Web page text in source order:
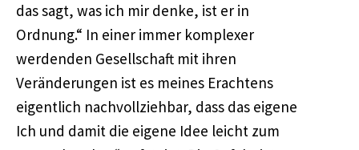
das sagt, was ich mir denke, ist er in
Ordnung.“ In einer immer komplexer
werdenden Gesellschaft mit ihren
Veränderungen ist es meines Erachtens
eigentlich nachvollziehbar, dass das eigene
Ich und damit die eigene Idee leicht zum